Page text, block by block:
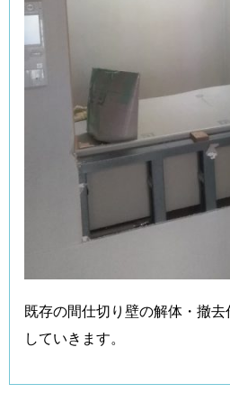
既存の間仕切り壁の解体・撤
していきます。